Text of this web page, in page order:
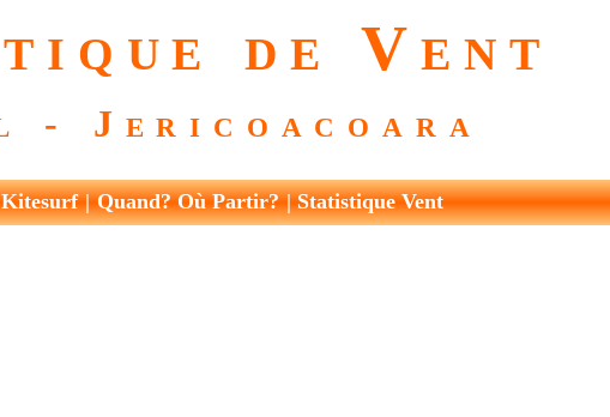
de Vent
- Jericoacoara
Kitesurf Quand? Où Partir? Statistique Vent